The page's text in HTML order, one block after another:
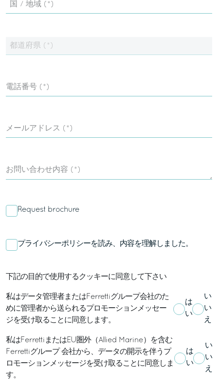
都道府県 (*)
電話番号 (*)
メールアドレス (*)
お問い合わせ内容 (*)
Request brochure
プライバシーポリシーを読み、内容を理解しました。
下記の目的で使用するクッキーに同意して下さい
私はデータ管理者またはFerrettiグループ会社のた
めに管理者から送られるプロモーションメッセー
ジを受け取ることに同意します。
は
い
い
い
え
私はFerrettiまたはEU圏外（Allied Marine）を含む
Ferrettiグループ 会社から、データの開示を伴うプ
ロモーションメッセージを受け取ることに同意しま
す。
は
い
い
い
え